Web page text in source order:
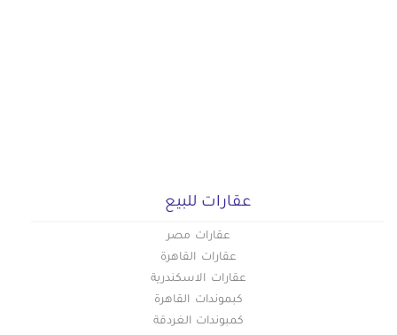
عقارات للبيع
عقارات مصر
عقارات القاهرة
عقارات الاسكندرية
كبموندات القاهرة
كمبوندات الغردقة